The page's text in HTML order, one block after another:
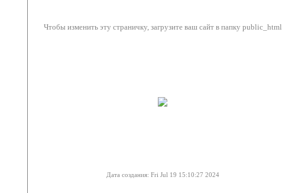
Чтобы изменить эту страничку, загрузите ваш сайт в папку public_html
Дата создания: Fri Jul 19 15:10:27 2024